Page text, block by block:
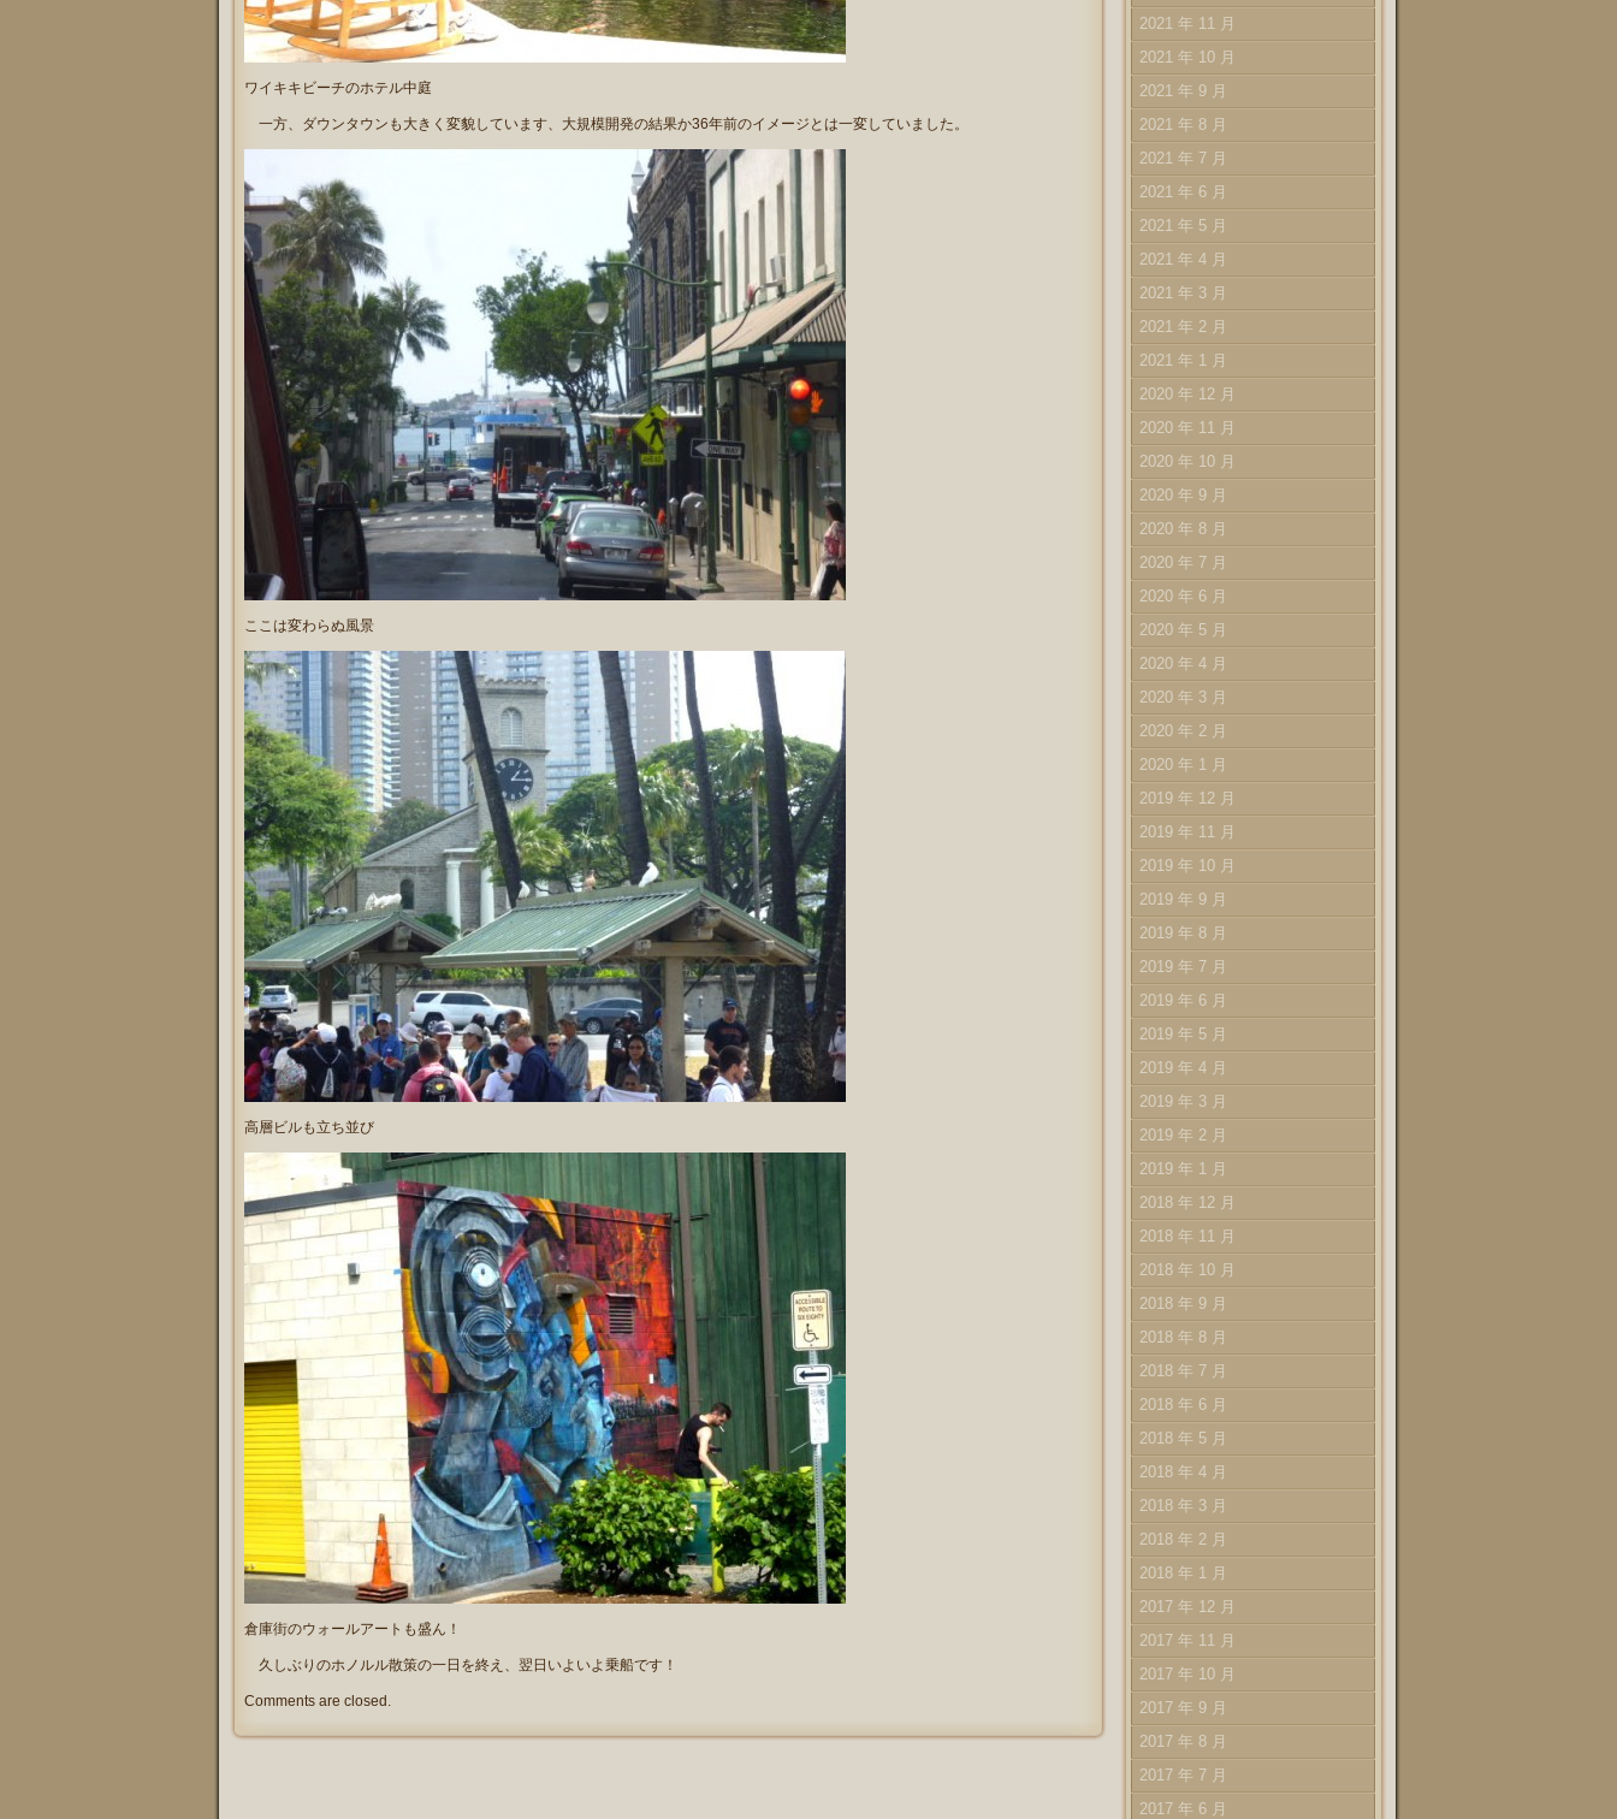
ワイキキビーチのホテル中庭
一方、ダウンタウンも大きく変貌しています、大規模開発の結果か36年前のイメージとは一変していました。
ここは変わらぬ風景
高層ビルも立ち並び
倉庫街のウォールアートも盛ん！
久しぶりのホノルル散策の一日を終え、翌日いよいよ乗船です！
Comments are closed.
2021 年 11 月
2021 年 10 月
2021 年 9 月
2021 年 8 月
2021 年 7 月
2021 年 6 月
2021 年 5 月
2021 年 4 月
2021 年 3 月
2021 年 2 月
2021 年 1 月
2020 年 12 月
2020 年 11 月
2020 年 10 月
2020 年 9 月
2020 年 8 月
2020 年 7 月
2020 年 6 月
2020 年 5 月
2020 年 4 月
2020 年 3 月
2020 年 2 月
2020 年 1 月
2019 年 12 月
2019 年 11 月
2019 年 10 月
2019 年 9 月
2019 年 8 月
2019 年 7 月
2019 年 6 月
2019 年 5 月
2019 年 4 月
2019 年 3 月
2019 年 2 月
2019 年 1 月
2018 年 12 月
2018 年 11 月
2018 年 10 月
2018 年 9 月
2018 年 8 月
2018 年 7 月
2018 年 6 月
2018 年 5 月
2018 年 4 月
2018 年 3 月
2018 年 2 月
2018 年 1 月
2017 年 12 月
2017 年 11 月
2017 年 10 月
2017 年 9 月
2017 年 8 月
2017 年 7 月
2017 年 6 月